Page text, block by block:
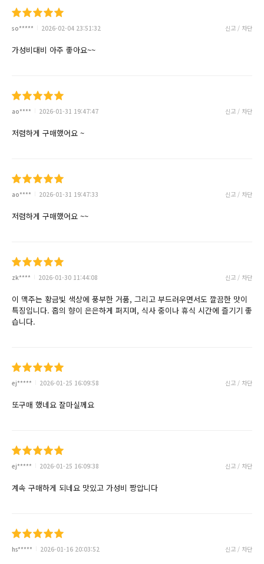
so***** 2026-02-04 23:51:32 신고 / 차단
가성비대비 아주 좋아요~~
ao**** 2026-01-31 19:47:47 신고 / 차단
저렴하게 구매했어요 ~
ao**** 2026-01-31 19:47:33 신고 / 차단
저렴하게 구매했어요 ~~
zk**** 2026-01-30 11:44:08 신고 / 차단
이 맥주는 황금빛 색상에 풍부한 거품, 그리고 부드러우면서도 깔끔한 맛이
특징입니다. 홉의 향이 은은하게 퍼지며, 식사 중이나 휴식 시간에 즐기기 좋
습니다.
ej***** 2026-01-25 16:09:58 신고 / 차단
또구매 했네요 잘마실께요
ej***** 2026-01-25 16:09:38 신고 / 차단
계속 구매하게 되네요 맛있고 가성비 짱압니다
hs***** 2026-01-16 20:03:52 신고 / 차단